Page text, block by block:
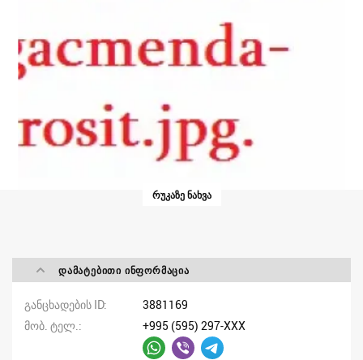
ᲠᲣᲙᲐᲖᲔ ᲜᲐᲮᲕᲐ
ᲓᲐᲛᲐᲢᲔᲑᲘᲗᲘ ᲘᲜᲤᲝᲠᲛᲐᲪᲘᲐ
განცხადების ID
3881169
მობ. ტელ.
+995 (595) 297-XXX